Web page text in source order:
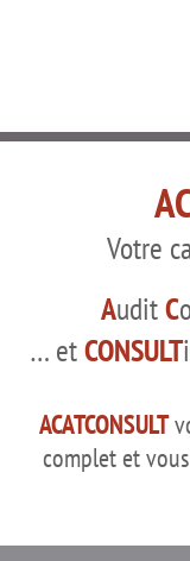
Votre
AuditC
… etCONSULT
ACATCONSULT
complet et